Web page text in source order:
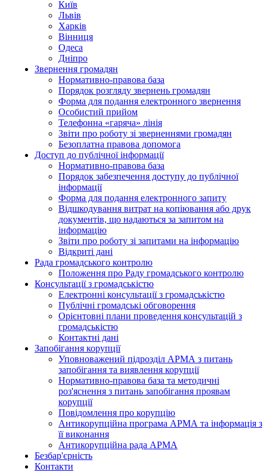
Київ
Львів
Харків
Вінниця
Одеса
Дніпро
Звернення громадян
Нормативно-правова база
Порядок розгляду звернень громадян
Форма для подання електронного звернення
Особистий прийом
Телефонна «гаряча» лінія
Звіти про роботу зі зверненнями громадян
Безоплатна правова допомога
Доступ до публічної інформації
Нормативно-правова база
Порядок забезпечення доступу до публічної
інформації
Форма для подання електронного запиту
Відшкодування витрат на копіювання або друк
документів, що надаються за запитом на
інформацію
Звіти про роботу зі запитами на інформацію
Відкриті дані
Рада громадського контролю
Положення про Раду громадського контролю
Консультації з громадськістю
Електронні консультації з громадськістю
Публічні громадські обговорення
Орієнтовні плани проведення консультацій з
громадськістю
Контактні дані
Запобігання корупції
Уповноважений підрозділ АРМА з питань
запобігання та виявлення корупції
Нормативно-правова база та методичні
роз'яснення з питань запобігання проявам
корупції
Повідомлення про корупцію
Антикорупційна програма АРМА та інформація з
її виконання
Антикорупційна рада АРМА
Безбар'єрність
Контакти